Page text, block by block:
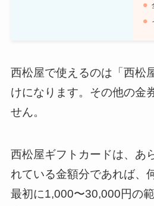
西松屋で使えるのは「西松
けになります。その他の金
せん。
西松屋ギフトカードは、あ
れている金額分であれば、
最初に1,000〜30,000円の